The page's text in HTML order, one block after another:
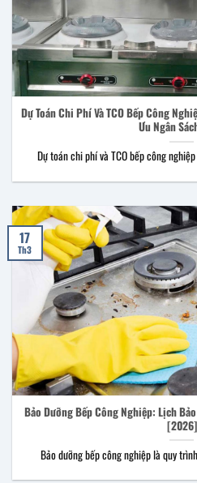
Dự Toán Chi Phí Và TCO Bếp Công
Ưu Ngân
Dự toán chi phí và TCO bếp công
Bảo Dưỡng Bếp Công Nghiệp: Lịch
[2026]
Bảo dưỡng bếp công nghiệp là quy
17
Th3